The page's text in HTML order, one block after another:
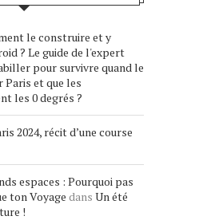
le construire et y
? Le guide de l'expert
pour survivre quand le
et que les
les 0 degrés ?
2024, récit d’une course
espaces : Pourquoi pas
ton Voyage dans Un été
!